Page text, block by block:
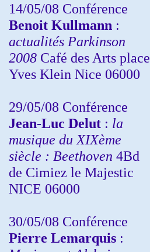
14/05/08 Conférence
Benoit Kullmann :
actualités Parkinson
2008 Café des Arts place
Yves Klein Nice 06000
29/05/08 Conférence
Jean-Luc Delut : la
musique du XIXème
siècle : Beethoven 4Bd
de Cimiez le Majestic
NICE 06000
30/05/08 Conférence
Pierre Lemarquis :